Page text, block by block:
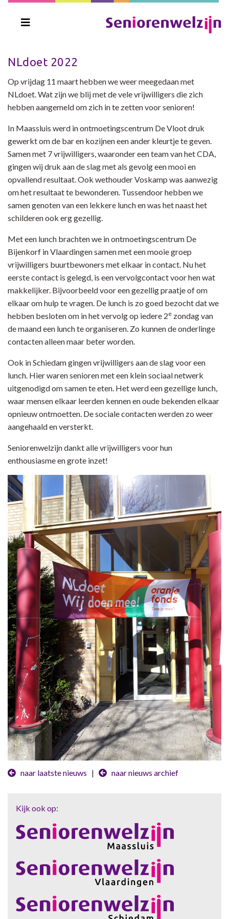
NLdoet 2022
Op vrijdag 11 maart hebben we weer meegedaan met
NLdoet. Wat zijn we blij met de vele vrijwilligers die zich
hebben aangemeld om zich in te zetten voor senioren!
In Maassluis werd in ontmoetingscentrum De Vloot druk
gewerkt om de bar en kozijnen een ander kleurtje te geven.
Samen met 7 vrijwilligers, waaronder een team van het CDA,
gingen wij druk aan de slag met als gevolg een mooi en
opvallend resultaat. Ook wethouder Voskamp was aanwezig
om het resultaat te bewonderen. Tussendoor hebben we
samen genoten van een lekkere lunch en was het naast het
schilderen ook erg gezellig.
Met een lunch brachten we in ontmoetingscentrum De
Bijenkorf in Vlaardingen samen met een mooie groep
vrijwilligers buurtbewoners met elkaar in contact. Nu het
eerste contact is gelegd, is een vervolgcontact voor hen wat
makkelijker. Bijvoorbeeld voor een gezellig praatje of om
elkaar om hulp te vragen. De lunch is zo goed bezocht dat we
hebben besloten om in het vervolg op iedere 2e zondag van
de maand een lunch te organiseren. Zo kunnen de onderlinge
contacten alleen maar beter worden.
Ook in Schiedam gingen vrijwilligers aan de slag voor een
lunch. Hier waren senioren met een klein sociaal netwerk
uitgenodigd om samen te eten. Het werd een gezellige lunch,
waar mensen elkaar leerden kennen en oude bekenden elkaar
opnieuw ontmoetten. De sociale contacten werden zo weer
aangehaald en versterkt.
Seniorenwelzijn dankt alle vrijwilligers voor hun
enthousiasme en grote inzet!
naar laatste nieuws | naar nieuws archief
Kijk ook op: